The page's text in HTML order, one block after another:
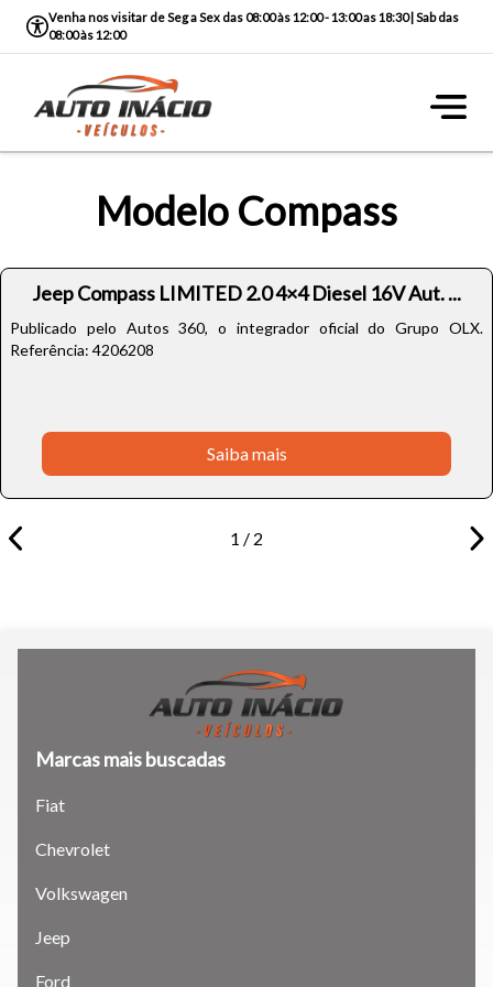
Para aumentar ou diminuir a fonte em nosso site, utilize os
atalhos Ctrl+ (para aumentar) e Ctrl- (para diminuir) no seu
Venha nos visitar de Seg a Sex das 08:00 às 12:00 - 13:00 as 18:30 | Sab das
08:00 às 12:00
Modelo Compass
Jeep Compass LIMITED 2.0 4×4 Diesel 16V Aut. ...
Publicado pelo Autos 360, o integrador oficial do Grupo OLX.
Referência: 4206208
Saiba mais
1 / 2
Marcas mais buscadas
Fiat
Chevrolet
Volkswagen
Jeep
Ford